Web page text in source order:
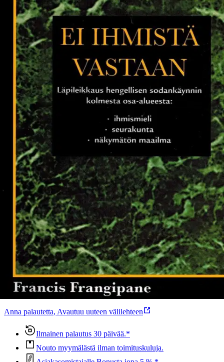
Tarkista myymäläsaatavuus
Ei saatavilla
Tuotekuvaus
Tämä kirja tarkastelee kolmea hengellisen sodankäynnin aluetta,
jotka jokainen kasvava kristitty joutuu kohtaamaan: Ihmismieltä,
seurakuntaa ja näkymätöntä maailmaa.
Ominaisuudet
Oletko tyytyväinen tuotetietoihin?
Ovatko tuotetiedot riittävät? Jos tuotetiedoissa on puutteita tai niitä
voisi muuten parantaa, anna palautetta.
Anna palautetta, Avautuu uuteen välilehteen
Ilmainen palautus 30 päivää.*
Nouto myymälästä ilman toimituskuluja.